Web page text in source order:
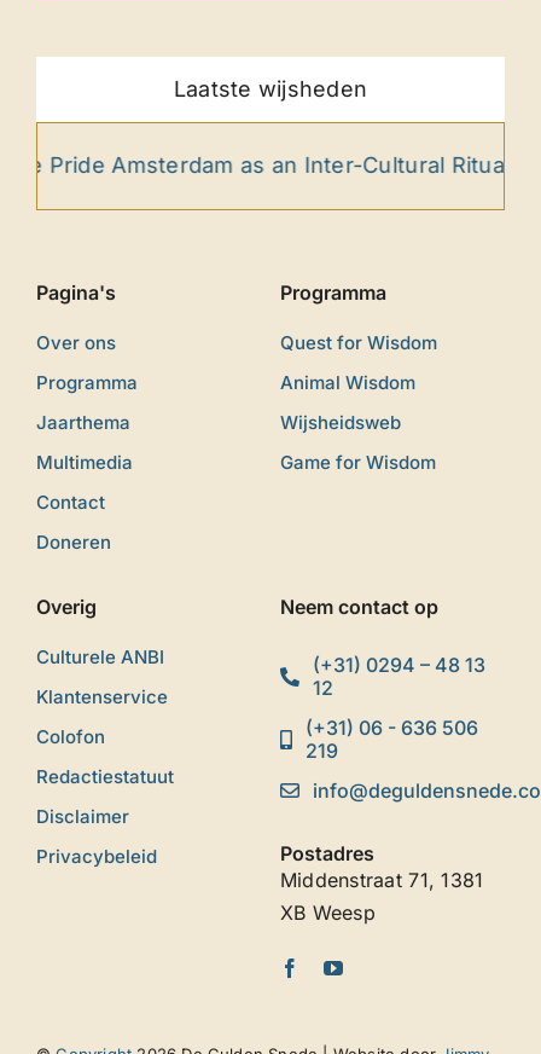
Laatste wijsheden
Pride Amsterdam as an Inter-Cultural Ritual
Pagina's
Over ons
Programma
Jaarthema
Multimedia
Contact
Doneren
Programma
Quest for Wisdom
Animal Wisdom
Wijsheidsweb
Game for Wisdom
Overig
Culturele ANBI
Klantenservice
Colofon
Redactiestatuut
Disclaimer
Privacybeleid
Neem contact op
(+31) 0294 – 48 13
12
(+31) 06 - 636 506
219
Postadres
Middenstraat 71, 1381
XB Weesp